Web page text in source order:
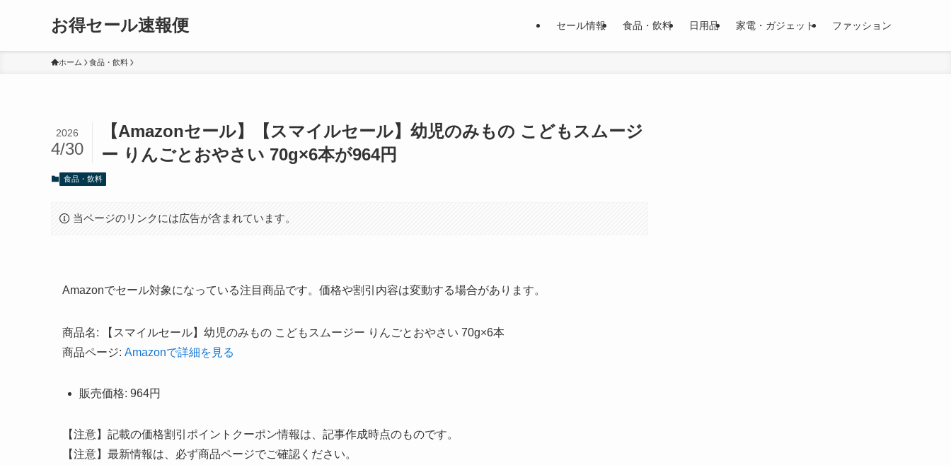
お得セール速報便 セール情報 食品・飲料 日用品 家電・ガジェット ファッション
ホーム 食品・飲料
【Amazonセール】【スマイルセール】幼児のみもの こどもスムージ
ー りんごとおやさい 70g×6本が964円
2026
4/30
食品・飲料
当ページのリンクには広告が含まれています。
Amazonでセール対象になっている注目商品です。価格や割引内容は変動する場合があります。
商品名: 【スマイルセール】幼児のみもの こどもスムージー りんごとおやさい 70g×6本
商品ページ: Amazonで詳細を見る
販売価格: 964円
【注意】記載の価格割引ポイントクーポン情報は、記事作成時点のものです。
【注意】最新情報は、必ず商品ページでご確認ください。